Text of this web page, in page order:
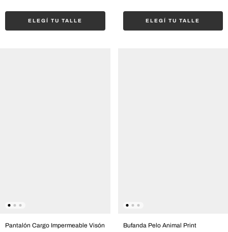
ELEGÍ TU TALLE ELEGÍ TU TALLE
Pantalón Cargo Impermeable Visón Bufanda Pelo Animal Print